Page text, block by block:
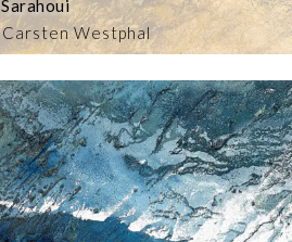
Carsten Westphal
Sarahoui